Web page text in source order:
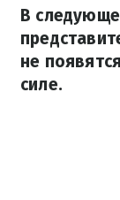
В
не
силе.